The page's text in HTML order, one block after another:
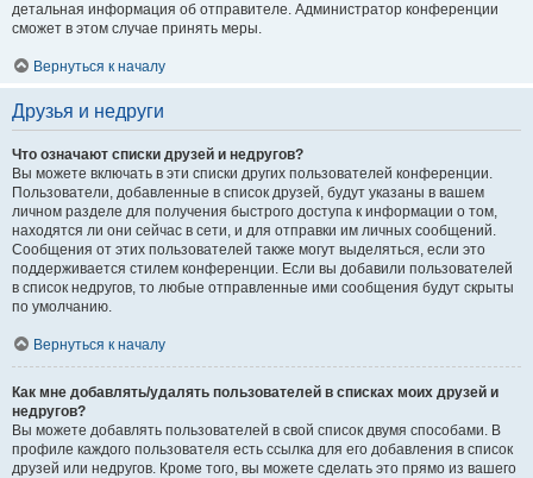
детальная информация об отправителе. Администратор конференции
сможет в этом случае принять меры.
Вернуться к началу
Друзья и недруги
Что означают списки друзей и недругов?
Вы можете включать в эти списки других пользователей конференции.
Пользователи, добавленные в список друзей, будут указаны в вашем
личном разделе для получения быстрого доступа к информации о том,
находятся ли они сейчас в сети, и для отправки им личных сообщений.
Сообщения от этих пользователей также могут выделяться, если это
поддерживается стилем конференции. Если вы добавили пользователей
в список недругов, то любые отправленные ими сообщения будут скрыты
по умолчанию.
Вернуться к началу
Как мне добавлять/удалять пользователей в списках моих друзей и
недругов?
Вы можете добавлять пользователей в свой список двумя способами. В
профиле каждого пользователя есть ссылка для его добавления в список
друзей или недругов. Кроме того, вы можете сделать это прямо из вашего